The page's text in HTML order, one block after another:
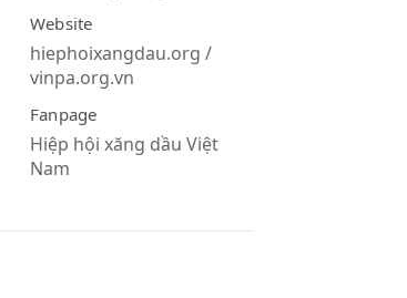
Website
hiephoixangdau.org /
vinpa.org.vn
Fanpage
Hiệp hội xăng dầu Việt
Nam